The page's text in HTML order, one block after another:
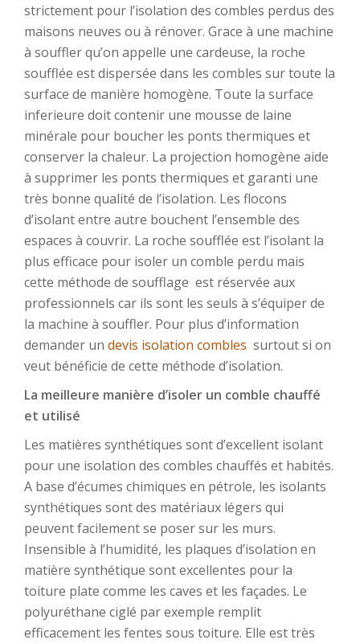
strictement pour l’isolation des combles perdus des
maisons neuves ou à rénover. Grace à une machine
à souffler qu’on appelle une cardeuse, la roche
soufflée est dispersée dans les combles sur toute la
surface de manière homogène. Toute la surface
inferieure doit contenir une mousse de laine
minérale pour boucher les ponts thermiques et
conserver la chaleur. La projection homogène aide
à supprimer les ponts thermiques et garanti une
très bonne qualité de l’isolation. Les flocons
d’isolant entre autre bouchent l’ensemble des
espaces à couvrir. La roche soufflée est l’isolant la
plus efficace pour isoler un comble perdu mais
cette méthode de soufflage est réservée aux
professionnels car ils sont les seuls à s’équiper de
la machine à souffler. Pour plus d’information
demander un devis isolation combles surtout si on
veut bénéficie de cette méthode d’isolation.
La meilleure manière d’isoler un comble chauffé
et utilisé
Les matières synthétiques sont d’excellent isolant
pour une isolation des combles chauffés et habités.
A base d’écumes chimiques en pétrole, les isolants
synthétiques sont des matériaux légers qui
peuvent facilement se poser sur les murs.
Insensible à l’humidité, les plaques d’isolation en
matière synthétique sont excellentes pour la
toiture plate comme les caves et les façades. Le
polyuréthane ciglé par exemple remplit
efficacement les fentes sous toiture. Elle est très